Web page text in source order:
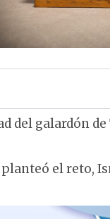
galardón
el reto,